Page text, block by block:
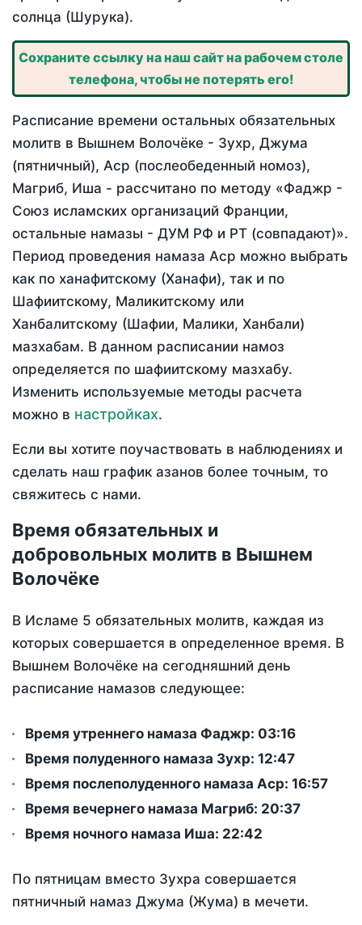
солнца (Шурука).
Сохраните ссылку на наш сайт на рабочем столе
телефона, чтобы не потерять его!
Расписание времени остальных обязательных
молитв в Вышнем Волочёке - Зухр, Джума
(пятничный), Аср (послеобеденный номоз),
Магриб, Иша - рассчитано по методу «Фаджр -
Союз исламских организаций Франции,
остальные намазы - ДУМ РФ и РТ (совпадают)».
Период проведения намаза Аср можно выбрать
как по ханафитскому (Ханафи), так и по
Шафиитскому, Маликитскому или
Ханбалитскому (Шафии, Малики, Ханбали)
мазхабам. В данном расписании намоз
определяется по шафиитскому мазхабу.
Изменить используемые методы расчета
можно в настройках.
Если вы хотите поучаствовать в наблюдениях и
сделать наш график азанов более точным, то
свяжитесь с нами.
Время обязательных и
добровольных молитв в Вышнем
Волочёке
В Исламе 5 обязательных молитв, каждая из
которых совершается в определенное время. В
Вышнем Волочёке на сегодняшний день
расписание намазов следующее:
Время утреннего намаза Фаджр: 03:16
Время полуденного намаза Зухр: 12:47
Время послеполуденного намаза Аср: 16:57
Время вечернего намаза Магриб: 20:37
Время ночного намаза Иша: 22:42
По пятницам вместо Зухра совершается
пятничный намаз Джума (Жума) в мечети.